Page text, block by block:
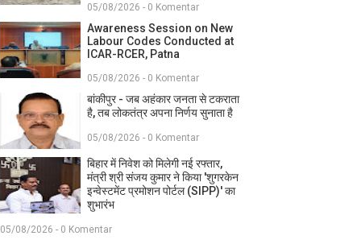
05/08/2026 - 0 Komentar
Awareness Session on New
Labour Codes Conducted at
ICAR-RCER, Patna
05/08/2026 - 0 Komentar
बांकीपुर - जब अहंकार जनता से टकराता
है, तब लोकतंत्र अपना निर्णय सुनाता है
05/08/2026 - 0 Komentar
बिहार में निवेश को मिलेगी नई रफ्तार,
मंत्री श्री संजय कुमार ने किया 'शुगरकेन
इन्वेस्टमेंट प्रमोशन पोर्टल (SIPP)' का
शुभारंभ
05/08/2026 - 0 Komentar